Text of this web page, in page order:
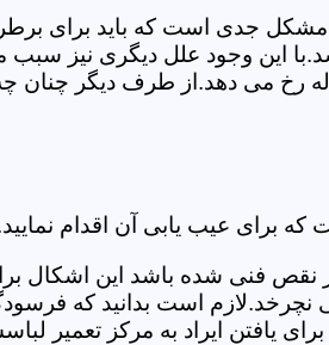
جدی است که باید برای
این وجود علل دیگری نیز
رخ می دهد.از طرف دیگر
عیب یابی آن اقدام
نقص فنی شده باشد این
است بدانید که
یافتن ایراد به مرکز تعمیر